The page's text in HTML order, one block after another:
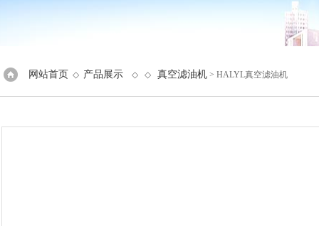
网站首页 ◇ 产品展示 ◇ ◇ 真空滤油机 > HALYL真空滤油机